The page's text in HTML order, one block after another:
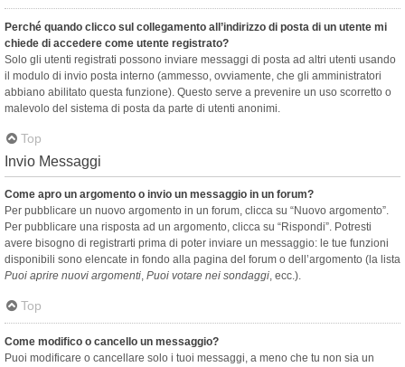
Perché quando clicco sul collegamento all’indirizzo di posta di un utente mi
chiede di accedere come utente registrato?
Solo gli utenti registrati possono inviare messaggi di posta ad altri utenti usando
il modulo di invio posta interno (ammesso, ovviamente, che gli amministratori
abbiano abilitato questa funzione). Questo serve a prevenire un uso scorretto o
malevolo del sistema di posta da parte di utenti anonimi.
Top
Invio Messaggi
Come apro un argomento o invio un messaggio in un forum?
Per pubblicare un nuovo argomento in un forum, clicca su “Nuovo argomento”.
Per pubblicare una risposta ad un argomento, clicca su “Rispondi”. Potresti
avere bisogno di registrarti prima di poter inviare un messaggio: le tue funzioni
disponibili sono elencate in fondo alla pagina del forum o dell’argomento (la lista
Puoi aprire nuovi argomenti, Puoi votare nei sondaggi, ecc.).
Top
Come modifico o cancello un messaggio?
Puoi modificare o cancellare solo i tuoi messaggi, a meno che tu non sia un